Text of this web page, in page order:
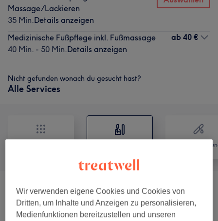
Massage/Lackieren
35 Min.Details anzeigen
Medizinische Fußpflege inkl. Fußmassage
40 Min. - 50 Min.Details anzeigen
ab 40 €
Nicht gefunden wonach du gesucht hast?
Alle Services
Maniküre & Pediküre (12) ab 5 €
Nagelmodellage ( 2) ab 5 €
Wir verwenden eigene Cookies und Cookies von
Dritten, um Inhalte und Anzeigen zu personalisieren,
Medienfunktionen bereitzustellen und unseren